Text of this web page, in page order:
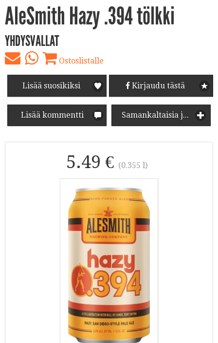
AleSmith Hazy .394 tölkki
YHDYSVALLAT
Ostoslistalle
Lisää suosikiksi Kirjaudu tästä
Lisää kommentti Samankaltaisia juomia
5.49 € (0.355 l)